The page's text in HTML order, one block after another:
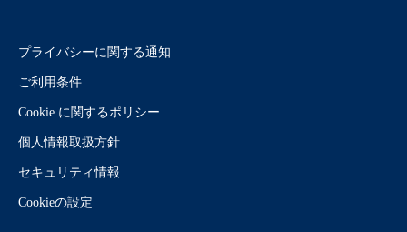
プライバシーに関する通知
ご利用条件
Cookie に関するポリシー
個人情報取扱方針
セキュリティ情報
Cookieの設定